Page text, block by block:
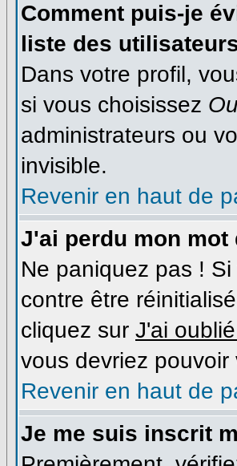
Comment puis-je
liste des
Dans votre profil,
si vous choisissez
administrateurs ou
invisible.
Revenir en haut de
J'ai perdu mon mot
Ne paniquez pas !
contre être
cliquez sur J'ai
vous devriez
Revenir en haut de
Je me suis inscrit